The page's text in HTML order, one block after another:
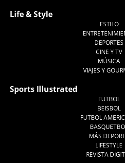
Life & Style
ESTILO
DEPORTES
CINE Y TV
MÚSICA
VIAJES Y
Sports Illustrated
FUTBOL
BEISBOL
FUTBOL
MÁS
LIFESTYLE
REVISTA